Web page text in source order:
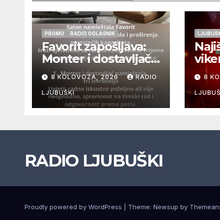
PROMO RADIO OGLASNIK
Favorit zapošljava:
Monter i dostavljač
namještaja, tri
izvršitelja
8 KOLOVOZA, 2026 RADIO
LJUBUŠKI
8
RADIO LJUBUŠKI
Proudly powered by WordPress Theme: Newsup by